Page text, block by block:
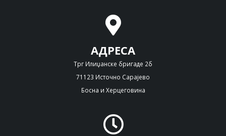
АДРЕСА
Трг Илиџанске бригаде 2б
71123 Источно Сарајево
Босна и Херцеговина